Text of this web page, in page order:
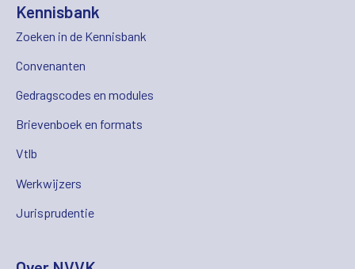
Kennisbank
Zoeken in de Kennisbank
Convenanten
Gedragscodes en modules
Brievenboek en formats
Vtlb
Werkwijzers
Jurisprudentie